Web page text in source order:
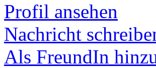
Profil ansehen
Nachricht
Als FreundIn